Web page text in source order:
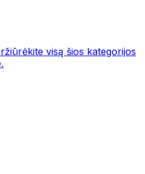
visą šios kategorijos